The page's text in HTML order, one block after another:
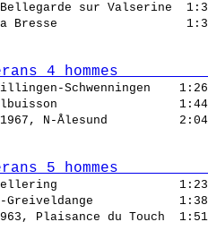
sur Valserine
1973, La Bresse
4 hommes
Schwenningen
Malbuisson
1967, N-Ålesund
5 hommes
1961, Fellering
L-Greiveldange
Plaisance du Touch